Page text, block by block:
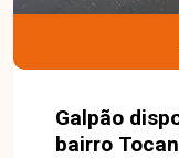
Galpão
bairro